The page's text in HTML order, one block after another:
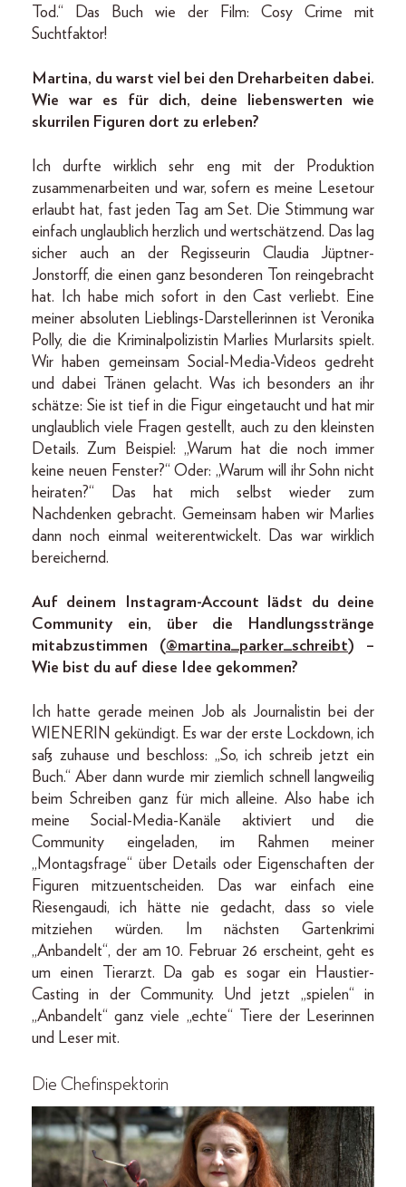
Tod.“ Das Buch wie der Film: Cosy Crime mit
Suchtfaktor!
Martina, du warst viel bei den Dreharbeiten dabei.
Wie war es für dich, deine liebenswerten wie
skurrilen Figuren dort zu erleben?
Ich durfte wirklich sehr eng mit der Produktion
zusammenarbeiten und war, sofern es meine Lesetour
erlaubt hat, fast jeden Tag am Set. Die Stimmung war
einfach unglaublich herzlich und wertschätzend. Das lag
sicher auch an der Regisseurin Claudia Jüptner-
Jonstorff, die einen ganz besonderen Ton reingebracht
hat. Ich habe mich sofort in den Cast verliebt. Eine
meiner absoluten Lieblings-Darstellerinnen ist Veronika
Polly, die die Kriminalpolizistin Marlies Murlarsits spielt.
Wir haben gemeinsam Social-Media-Videos gedreht
und dabei Tränen gelacht. Was ich besonders an ihr
schätze: Sie ist tief in die Figur eingetaucht und hat mir
unglaublich viele Fragen gestellt, auch zu den kleinsten
Details. Zum Beispiel: „Warum hat die noch immer
keine neuen Fenster?“ Oder: „Warum will ihr Sohn nicht
heiraten?“ Das hat mich selbst wieder zum
Nachdenken gebracht. Gemeinsam haben wir Marlies
dann noch einmal weiterentwickelt. Das war wirklich
bereichernd.
Auf deinem Instagram-Account lädst du deine
Community ein, über die Handlungsstränge
mitabzustimmen (@martina_parker_schreibt) –
Wie bist du auf diese Idee gekommen?
Ich hatte gerade meinen Job als Journalistin bei der
WIENERIN gekündigt. Es war der erste Lockdown, ich
saß zuhause und beschloss: „So, ich schreib jetzt ein
Buch.“ Aber dann wurde mir ziemlich schnell langweilig
beim Schreiben ganz für mich alleine. Also habe ich
meine Social-Media-Kanäle aktiviert und die
Community eingeladen, im Rahmen meiner
„Montagsfrage“ über Details oder Eigenschaften der
Figuren mitzuentscheiden. Das war einfach eine
Riesengaudi, ich hätte nie gedacht, dass so viele
mitziehen würden. Im nächsten Gartenkrimi
„Anbandelt“, der am 10. Februar 26 erscheint, geht es
um einen Tierarzt. Da gab es sogar ein Haustier-
Casting in der Community. Und jetzt „spielen“ in
„Anbandelt“ ganz viele „echte“ Tiere der Leserinnen
und Leser mit.
Die Chefinspektorin